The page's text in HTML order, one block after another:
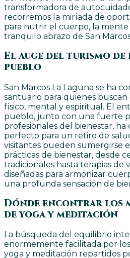
transformadora de
recorremos la miríada de
para nutrir el cuerpo, la mente
tranquilo abrazo de San
El auge del turismo de
pueblo
San Marcos La Laguna se ha
santuario para quienes
físico, mental y espiritual. El
pueblo, junto con una fuerte
profesionales del bienestar, ha
perfecto para un retiro de
visitantes pueden sumergirse
prácticas de bienestar, desde
tradicionales hasta terapias de
diseñadas para armonizar
una profunda sensación de
Dónde encontrar los
de yoga y meditación
La búsqueda del equilibrio
enormemente facilitada por
yoga y meditación repartidos